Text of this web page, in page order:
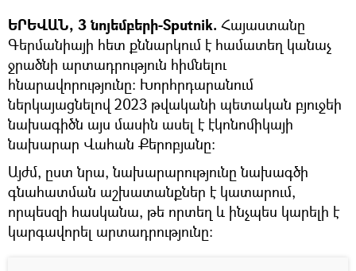
ԵՐԵՎԱՆ, 3 նոյեմբերի-Sputnik. Հայաստանը
Գերմանիայի հետ քննարկում է համատեղ կանաչ
ջրածնի արտադրություն հիմնելու
հնարավորությունը։ Խորհրդարանում
ներկայացնելով 2023 թվականի պետական բյուջեի
նախագիծն այս մասին ասել է էկոնոմիկայի
նախարար Վահան Քերոբյանը։
Այժմ, ըստ նրա, նախարարությունը նախագծի
գնահատման աշխատանքներ է կատարում,
որպեսզի հասկանա, թե որտեղ և ինչպես կարելի է
կարգավորել արտադրությունը։